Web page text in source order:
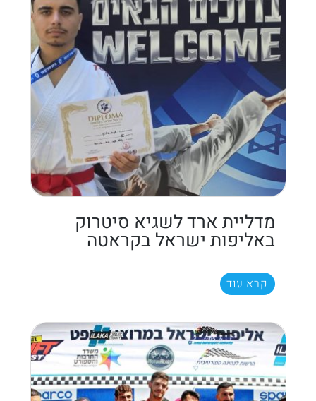
מדליית ארד לשגיא סיטרוק
באליפות ישראל בקראטה
קרא עוד